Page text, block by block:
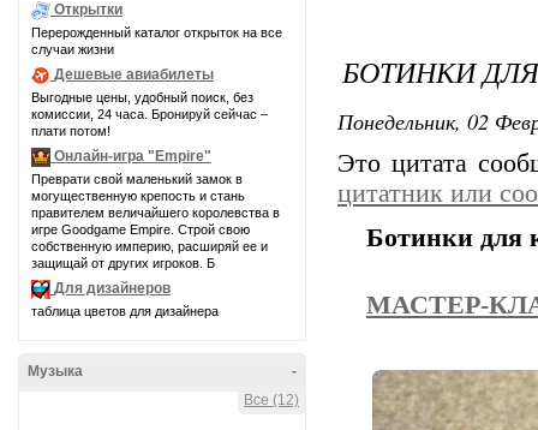
Открытки
Перерожденный каталог открыток на все
случаи жизни
Дешевые авиабилеты
Выгодные цены, удобный поиск, без
комиссии, 24 часа. Бронируй сейчас –
плати потом!
Онлайн-игра "Empire"
Преврати свой маленький замок в
могущественную крепость и стань
правителем величайшего королевства в
игре Goodgame Empire. Строй свою
собственную империю, расширяй ее и
защищай от других игроков. Б
Для дизайнеров
таблица цветов для дизайнера
-
Музыка
Все (12)
БОТИНКИ
Понедельник, 02
Это цитата
цитатник или
Ботинки для
МАСТЕР-